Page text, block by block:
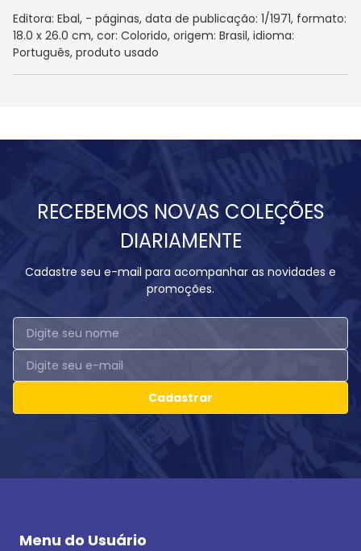
Editora: Ebal, - páginas, data de publicação: 1/1971, formato:
18.0 x 26.0 cm, cor: Colorido, origem: Brasil, idioma:
Português, produto usado
RECEBEMOS NOVAS COLEÇÕES
DIARIAMENTE
Cadastre seu e-mail para acompanhar as novidades e
promoções.
Cadastrar
Menu do Usuário